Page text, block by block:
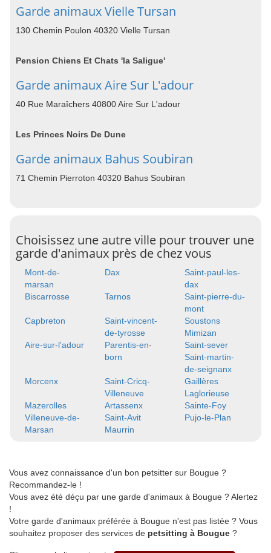
Garde animaux Vielle Tursan
130 Chemin Poulon 40320 Vielle Tursan
Pension Chiens Et Chats 'la Saligue'
Garde animaux Aire Sur L'adour
40 Rue Maraîchers 40800 Aire Sur L'adour
Les Princes Noirs De Dune
Garde animaux Bahus Soubiran
71 Chemin Pierroton 40320 Bahus Soubiran
Choisissez une autre ville pour trouver une
garde d'animaux près de chez vous
Mont-de-
marsan
Dax
Saint-paul-les-
dax
Biscarrosse
Tarnos
Saint-pierre-du-
mont
Capbreton
Saint-vincent-
de-tyrosse
Soustons
Mimizan
Aire-sur-l'adour
Parentis-en-
born
Saint-sever
Saint-martin-
de-seignanx
Morcenx
Saint-Cricq-
Villeneuve
Gaillères
Laglorieuse
Mazerolles
Artassenx
Sainte-Foy
Villeneuve-de-
Marsan
Saint-Avit
Pujo-le-Plan
Maurrin
Vous avez connaissance d'un bon petsitter sur Bougue ?
Recommandez-le !
Vous avez été déçu par une garde d'animaux à Bougue ? Alertez
!
Votre garde d'animaux préférée à Bougue n'est pas listée ? Vous
souhaitez proposer des services de petsitting à Bougue ?